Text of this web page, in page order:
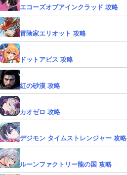
エコーズオブアインクラッド 攻略
冒険家エリオット 攻略
ドットアビス 攻略
紅の砂漠 攻略
カオゼロ 攻略
デジモン タイムストレンジャー 攻略
ルーンファクトリー龍の国 攻略